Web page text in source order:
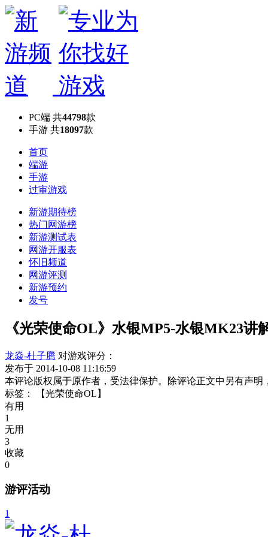
PC端 共44798款
手游 共18097款
首页
端游
手游
过审游戏
新游期待榜
热门网游榜
新游测试表
网游开服表
怀旧频道
网游评测
新游预约
发号
《光荣使命OL》水银MP5-水银MK23讲
龙焱-杜子腾 对游戏评分：
发布于 2014-10-08 11:16:59
本评论版权属于原作者，受法律保护。除评论正文中另有声
标签：
【光荣使命OL】
有用
1
无用
3
收藏
0
游评活动
1